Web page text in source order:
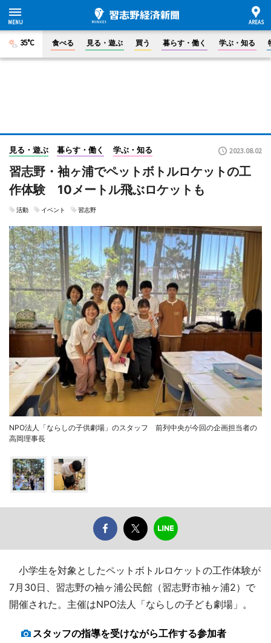
35°C 食べる 見る・遊ぶ 買う 暮らす・働く 学ぶ・知る
見る・遊ぶ 暮らす・働く 学ぶ・知る 2023.08.02
習志野・袖ヶ浦でペットボトルロケットの工
作体験 10メートル飛ぶロケットも
活動 イベント 習志野
NPO法人「ならしの子供劇場」のスタッフ 前列中央が今回の企画担当者の
高岡理事長
小学生を対象としたペットボトルロケットの工作体験が
7月30日、習志野の袖ヶ浦公民館（習志野市袖ヶ浦2）で
開催された。主催はNPO法人「ならしの子ども劇場」。
スタッフの指導を受けながら工作する参加者